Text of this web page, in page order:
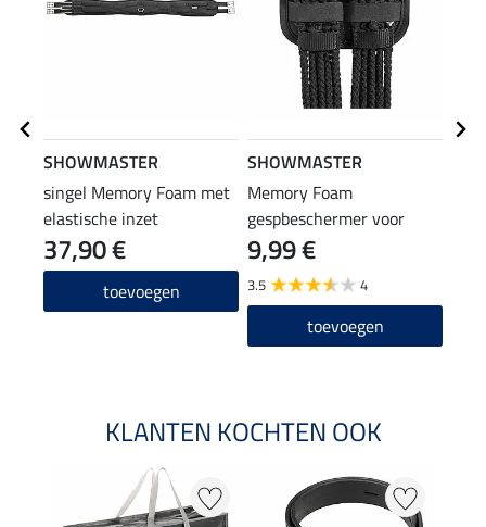
SHOWMASTER
singel Memory Foam met
elastische inzet
37,90 €
toevoegen
SHOWMASTER
Memory Foam
gespbeschermer voor
korte singels
9,99 €
3.5 4
toevoegen
KLANTEN KOCHTEN OOK